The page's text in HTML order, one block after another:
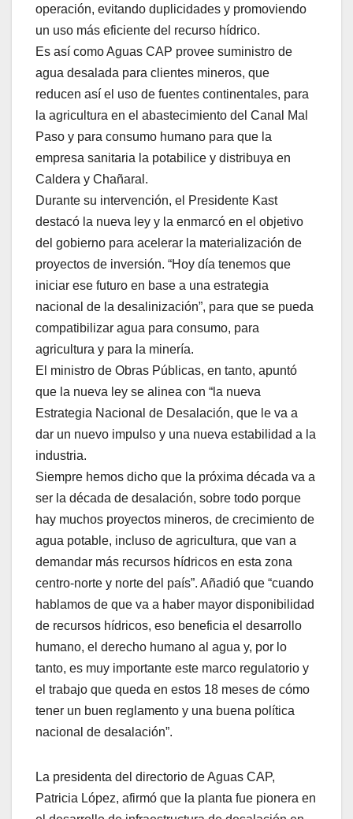
operación, evitando duplicidades y promoviendo
un uso más eficiente del recurso hídrico.
Es así como Aguas CAP provee suministro de
agua desalada para clientes mineros, que
reducen así el uso de fuentes continentales, para
la agricultura en el abastecimiento del Canal Mal
Paso y para consumo humano para que la
empresa sanitaria la potabilice y distribuya en
Caldera y Chañaral.
Durante su intervención, el Presidente Kast
destacó la nueva ley y la enmarcó en el objetivo
del gobierno para acelerar la materialización de
proyectos de inversión. “Hoy día tenemos que
iniciar ese futuro en base a una estrategia
nacional de la desalinización”, para que se pueda
compatibilizar agua para consumo, para
agricultura y para la minería.
El ministro de Obras Públicas, en tanto, apuntó
que la nueva ley se alinea con “la nueva
Estrategia Nacional de Desalación, que le va a
dar un nuevo impulso y una nueva estabilidad a la
industria.
Siempre hemos dicho que la próxima década va a
ser la década de desalación, sobre todo porque
hay muchos proyectos mineros, de crecimiento de
agua potable, incluso de agricultura, que van a
demandar más recursos hídricos en esta zona
centro-norte y norte del país”. Añadió que “cuando
hablamos de que va a haber mayor disponibilidad
de recursos hídricos, eso beneficia el desarrollo
humano, el derecho humano al agua y, por lo
tanto, es muy importante este marco regulatorio y
el trabajo que queda en estos 18 meses de cómo
tener un buen reglamento y una buena política
nacional de desalación”.
La presidenta del directorio de Aguas CAP,
Patricia López, afirmó que la planta fue pionera en